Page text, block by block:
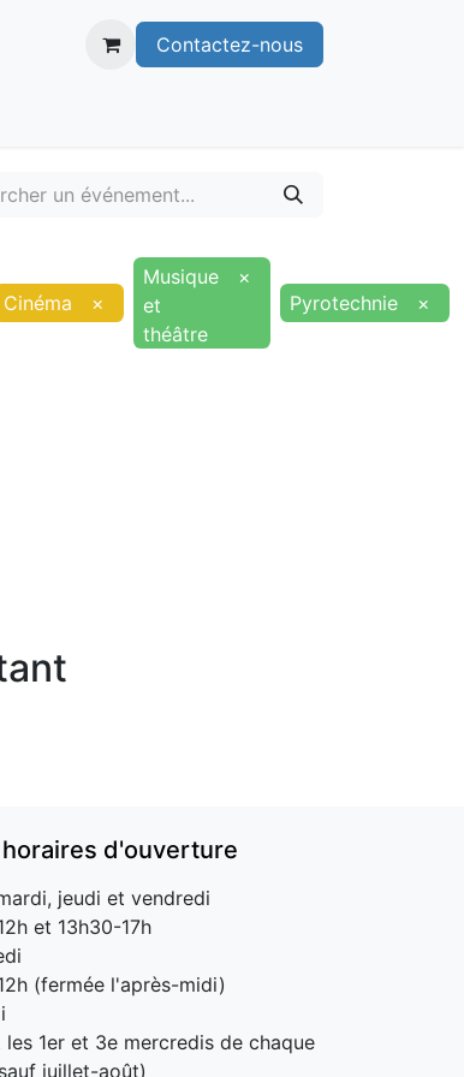
Contactez-nous
Cinéma ×
Musique
et
théâtre
×
Pyrotechnie
×
d'ouverture
jeudi et vendredi
et 13h30-17h
(fermée l'après-midi)
1er et 3e mercredis de chaque
juillet-août)